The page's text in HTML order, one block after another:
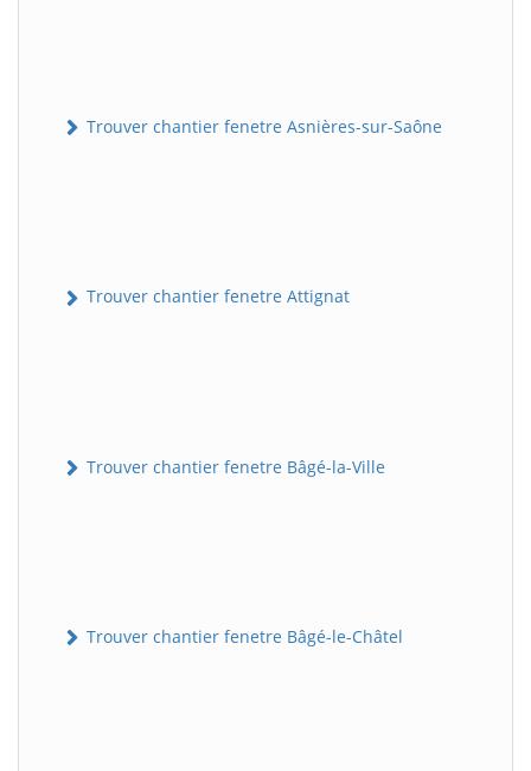
Trouver chantier fenetre Asnières-sur-Saône
Trouver chantier fenetre Attignat
Trouver chantier fenetre Bâgé-la-Ville
Trouver chantier fenetre Bâgé-le-Châtel